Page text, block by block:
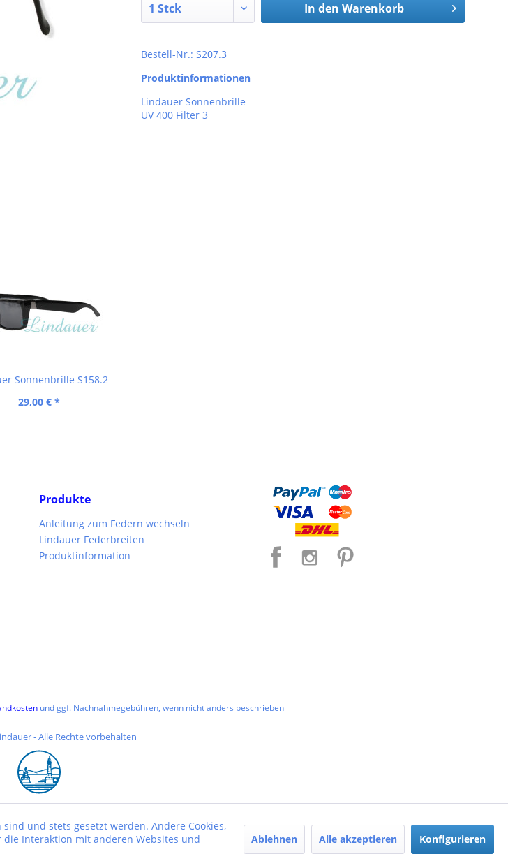
In den Warenkorb
Bestell-Nr.: S207.3
Produktinformationen
Lindauer Sonnenbrille
UV 400 Filter 3
Sonnenbrille S158.2
29,00 € *
Produkte
Anleitung zum Federn wechseln
Lindauer Federbreiten
Produktinformation
und ggf. Nachnahmegebühren, wenn nicht anders beschrieben
- Alle Rechte vorbehalten
und stets gesetzt werden. Andere Cookies,
Interaktion mit anderen Websites und
Ablehnen Alle akzeptieren Konfigurieren